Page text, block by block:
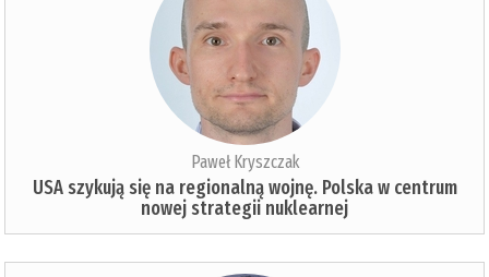
Paweł Kryszczak
USA szykują się na regionalną wojnę. Polska w centrum
nowej strategii nuklearnej